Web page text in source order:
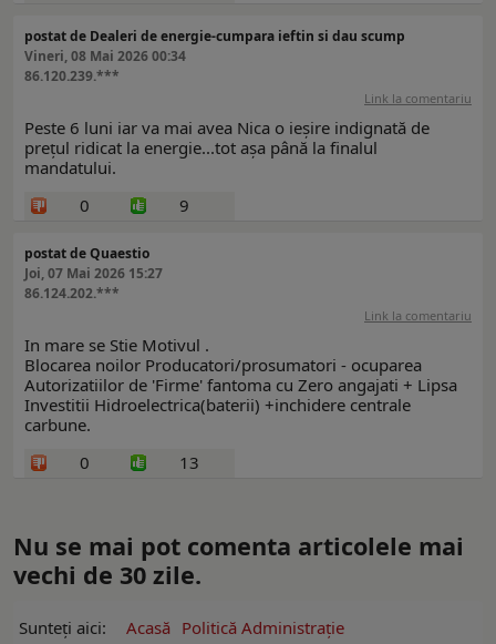
postat de Dealeri de energie-cumpara ieftin si dau scump
Vineri, 08 Mai 2026 00:34
86.120.239.***
Link la comentariu
Peste 6 luni iar va mai avea Nica o ieșire indignată de
prețul ridicat la energie...tot așa până la finalul
mandatului.
0
9
postat de Quaestio
Joi, 07 Mai 2026 15:27
86.124.202.***
Link la comentariu
In mare se Stie Motivul .
Blocarea noilor Producatori/prosumatori - ocuparea
Autorizatiilor de 'Firme' fantoma cu Zero angajati + Lipsa
Investitii Hidroelectrica(baterii) +inchidere centrale
carbune.
0
13
Nu se mai pot comenta articolele mai
vechi de 30 zile.
Sunteți aici: Acasă Politică Administrație